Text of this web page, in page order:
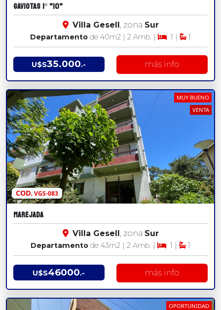
GAVIOTAS 1° "10"
Villa Gesell , zona Sur
Departamento de 40m2 | 2 Amb. | 1 | 1
U$S35.000.- más info
COD.VGS-083
MUY BUENO
VENTA
MAREJADA
Villa Gesell, zona Sur
Departamento de 43m2 | 2 Amb. | 1 | 1
U$S46000.- más info
OPORTUNIDAD